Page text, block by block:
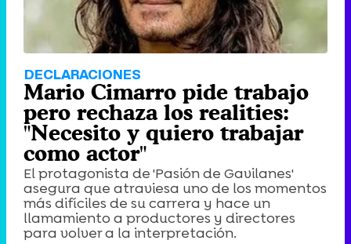
DECLARACIONES
Mario Cimarro pide trabajo
pero rechaza los realities:
"Necesito y quiero trabajar
como actor"
El protagonista de 'Pasión de Gavilanes'
asegura que atraviesa uno de los momentos
más difíciles de su carrera y hace un
llamamiento a productores y directores
para volver a la interpretación.